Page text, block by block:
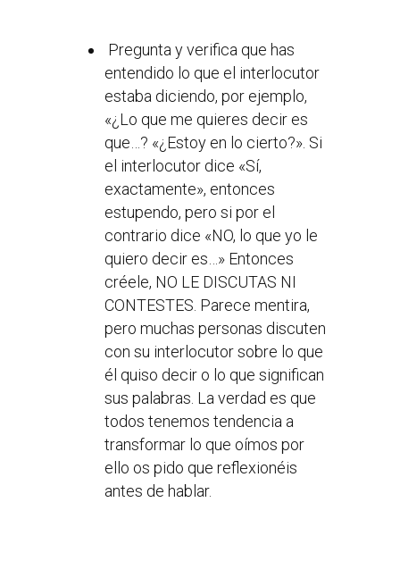
Pregunta y verifica que has
entendido lo que el interlocutor
estaba diciendo, por ejemplo,
«¿Lo que me quieres decir es
que…? «¿Estoy en lo cierto?». Si
el interlocutor dice «Sí,
exactamente», entonces
estupendo, pero si por el
contrario dice «NO, lo que yo le
quiero decir es…» Entonces
créele, NO LE DISCUTAS NI
CONTESTES. Parece mentira,
pero muchas personas discuten
con su interlocutor sobre lo que
él quiso decir o lo que significan
sus palabras. La verdad es que
todos tenemos tendencia a
transformar lo que oímos por
ello os pido que reflexionéis
antes de hablar.